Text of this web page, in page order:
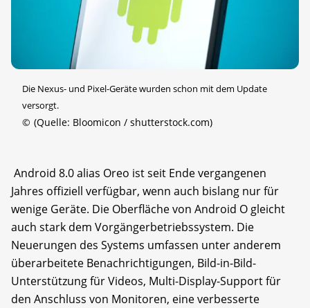
Die Nexus- und Pixel-Geräte wurden schon mit dem Update
versorgt.
© (Quelle: Bloomicon / shutterstock.com)
Android 8.0 alias Oreo ist seit Ende vergangenen
Jahres offiziell verfügbar, wenn auch bislang nur für
wenige Geräte. Die Oberfläche von Android O gleicht
auch stark dem Vorgängerbetriebssystem. Die
Neuerungen des Systems umfassen unter anderem
überarbeitete Benachrichtigungen, Bild-in-Bild-
Unterstützung für Videos, Multi-Display-Support für
den Anschluss von Monitoren, eine verbesserte